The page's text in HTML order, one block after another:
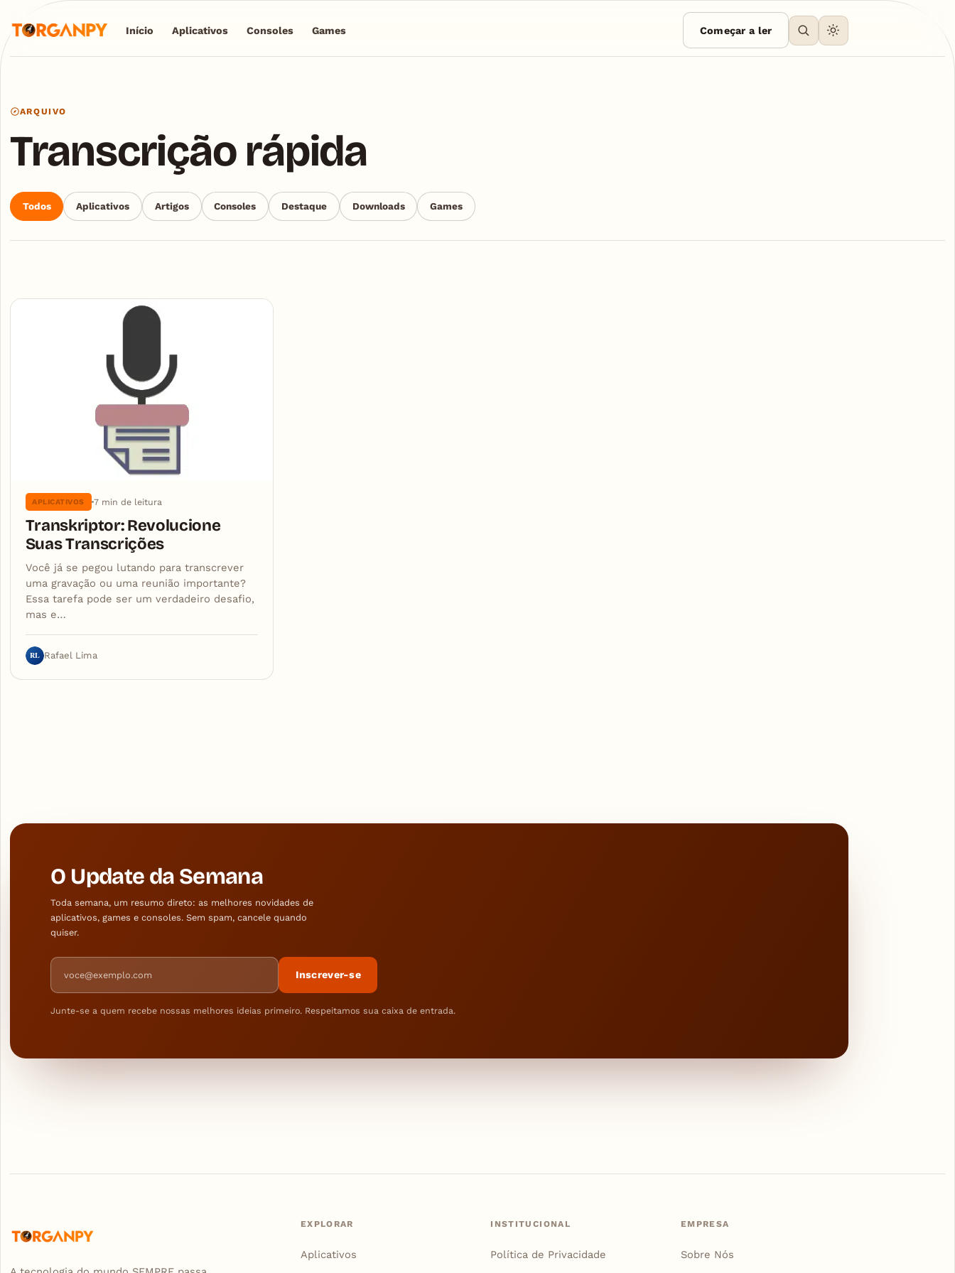
Início Aplicativos Consoles Games Começar a ler
ARQUIVO
Transcrição rápida
Todos Aplicativos Artigos Consoles Destaque Downloads Games
Articles
APLICATIVOS 7 min de leitura
Transkriptor: Revolucione
Suas Transcrições
Você já se pegou lutando para transcrever
uma gravação ou uma reunião importante?
Essa tarefa pode ser um verdadeiro desafio,
mas e…
RL Rafael Lima
O Update da Semana
Toda semana, um resumo direto: as melhores novidades de
aplicativos, games e consoles. Sem spam, cancele quando
quiser.
Endereço de e-mail
Inscrever-se
Junte-se a quem recebe nossas melhores ideias primeiro. Respeitamos sua caixa de entrada.
EXPLORAR
Aplicativos
INSTITUCIONAL
Política de Privacidade
EMPRESA
Sobre Nós